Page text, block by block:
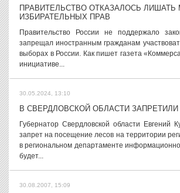
ПРАВИТЕЛЬСТВО ОТКАЗАЛОСЬ ЛИШАТЬ
ИЗБИРАТЕЛЬНЫХ ПРАВ
Правительство России не поддержало
запрещал иностранным гражданам
выборах в России. Как пишет газета
инициативе...
30.05.2024, 13:10
В СВЕРДЛОВСКОЙ ОБЛАСТИ
Губернатор Свердловской области Евгений
запрет на посещение лесов на территории
в региональном департаменте
будет...
30.08.2007, 15:09